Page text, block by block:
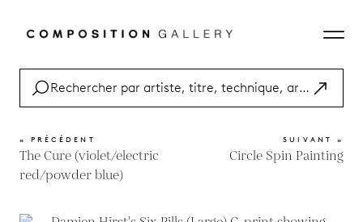
« PRÉCÉDENT
The Cure (violet/electric
red/powder blue)
SUIVANT »
Circle Spin Painting